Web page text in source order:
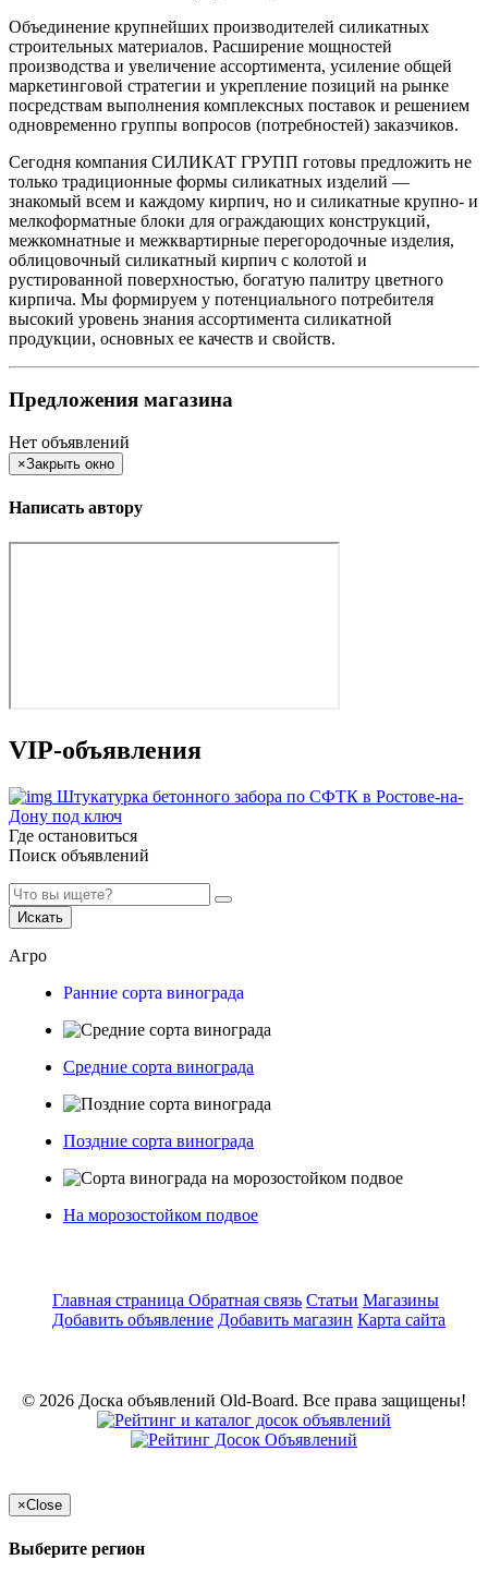
Объединение крупнейших производителей силикатных
строительных материалов. Расширение мощностей
производства и увеличение ассортимента, усиление общей
маркетинговой стратегии и укрепление позиций на рынке
посредствам выполнения комплексных поставок и решением
одновременно группы вопросов (потребностей) заказчиков.
Сегодня компания СИЛИКАТ ГРУПП готовы предложить не
только традиционные формы силикатных изделий —
знакомый всем и каждому кирпич, но и силикатные крупно- и
мелкоформатные блоки для ограждающих конструкций,
межкомнатные и межквартирные перегородочные изделия,
облицовочный силикатный кирпич с колотой и
рустированной поверхностью, богатую палитру цветного
кирпича. Мы формируем у потенциального потребителя
высокий уровень знания ассортимента силикатной
продукции, основных ее качеств и свойств.
Предложения магазина
Нет объявлений
×Закрыть окно
Написать автору
VIP-объявления
Штукатурка бетонного забора по СФТК в Ростове-на-
Дону под ключ
Где остановиться
Поиск объявлений
Искать
Агро
Ранние сорта винограда
Средние сорта винограда
Поздние сорта винограда
На морозостойком подвое
Главная страница Обратная связь Статьи Магазины
Добавить объявление Добавить магазин Карта сайта
© 2026 Доска объявлений Old-Board. Все права защищены!
×Close
Выберите регион